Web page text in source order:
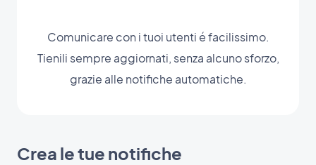
Comunicare con i tuoi utenti é facilissimo.
Tienili sempre aggiornati, senza alcuno sforzo,
grazie alle notifiche automatiche.
Crea le tue notifiche